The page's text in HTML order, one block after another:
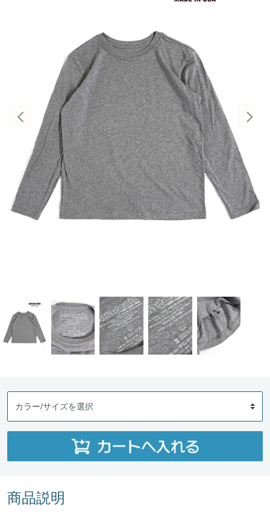
Previous Next
商品説明